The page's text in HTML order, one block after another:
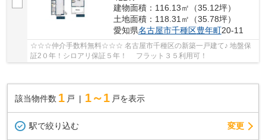
建物面積：116.13㎡（35.12坪）
土地面積：118.31㎡（35.78坪）
愛知県名古屋市千種区豊年町20-11
☆☆☆仲介手数料無料☆☆☆ 名古屋市千種区の新築一戸建て♪ 地盤保
証2０年！シロアリ保証５年！ フラット３５利用可！
該当物件数 1 戸 1～1 戸を表示
駅で絞り込む 変更